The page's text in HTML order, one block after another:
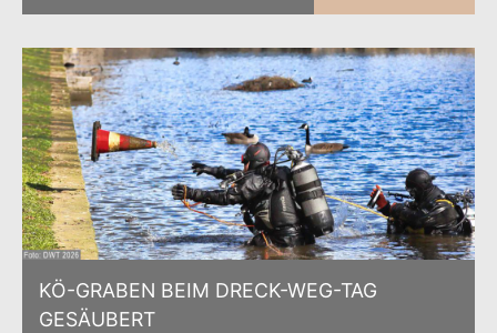
KÖ-GRABEN BEIM DRECK-WEG-TAG
GESÄUBERT